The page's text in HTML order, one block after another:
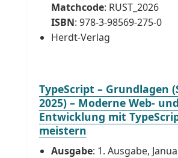
Matchcode: RUST_2026
ISBN: 978-3-98569-275-0
Herdt-Verlag
TypeScript – Grundlagen
2025) – Moderne Web-
Entwicklung mit
meistern
Ausgabe: 1. Ausgabe,